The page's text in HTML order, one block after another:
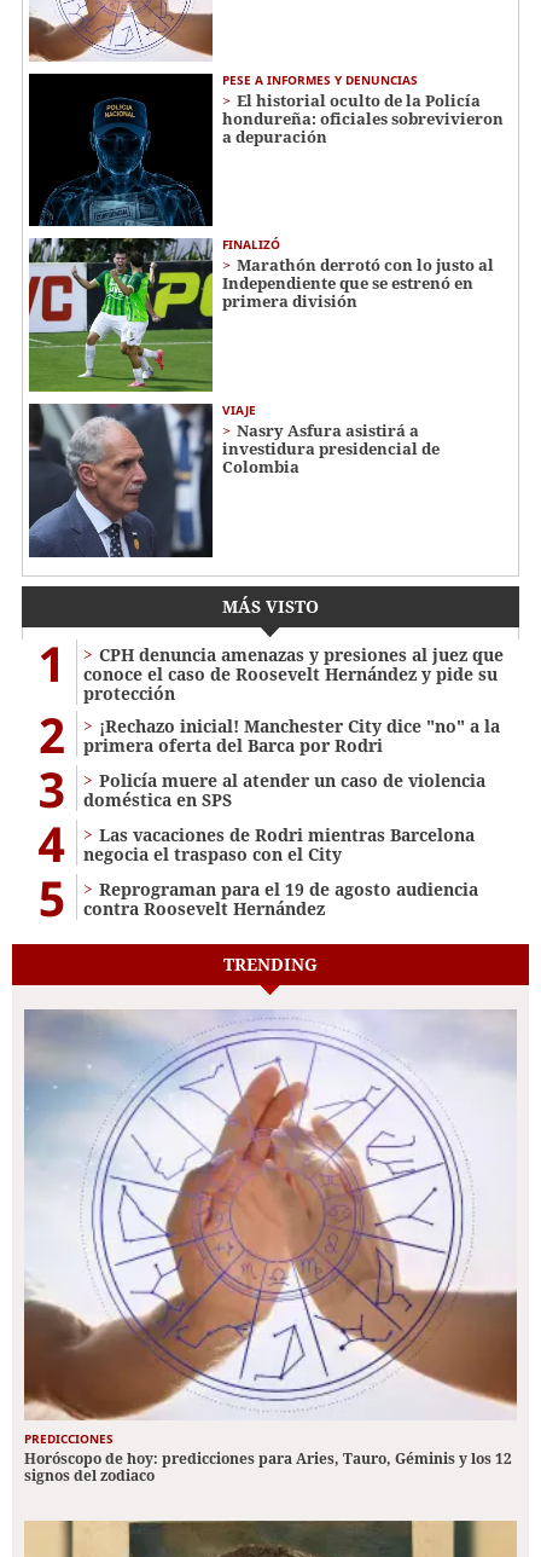
PESE A INFORMES Y DENUNCIAS
El historial oculto de la Policía
hondureña: oficiales sobrevivieron
a depuración
FINALIZÓ
Marathón derrotó con lo justo al
Independiente que se estrenó en
primera división
VIAJE
Nasry Asfura asistirá a
investidura presidencial de
Colombia
MÁS VISTO
1
CPH denuncia amenazas y presiones al juez que
conoce el caso de Roosevelt Hernández y pide su
protección
2
¡Rechazo inicial! Manchester City dice "no" a la
primera oferta del Barca por Rodri
3
Policía muere al atender un caso de violencia
doméstica en SPS
4
Las vacaciones de Rodri mientras Barcelona
negocia el traspaso con el City
5
Reprograman para el 19 de agosto audiencia
contra Roosevelt Hernández
TRENDING
PREDICCIONES
Horóscopo de hoy: predicciones para Aries, Tauro, Géminis y los 12
signos del zodiaco